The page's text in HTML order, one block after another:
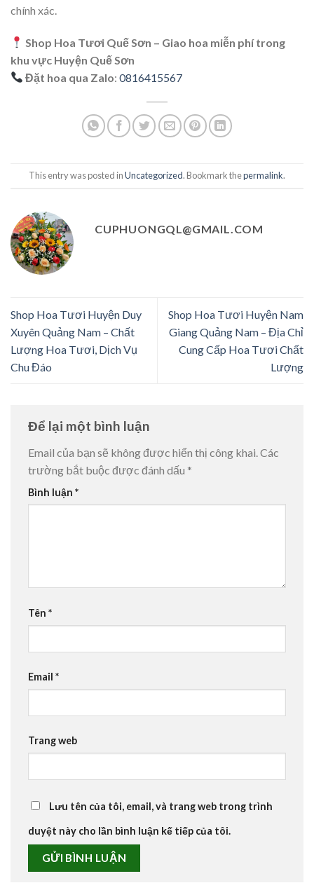
chính xác.
Shop Hoa Tươi Quế Sơn – Giao hoa miễn phí trong
khu vực Huyện Quế Sơn
Đặt hoa qua Zalo:0816415567
This entry was posted inUncategorized. Bookmark thepermalink.
CUPHUONGQL@GMAIL.COM
Shop Hoa Tươi Huyện Duy
Xuyên Quảng Nam – Chất
Lượng Hoa Tươi, Dịch Vụ
Chu Đáo
Shop Hoa Tươi Huyện Nam
Giang Quảng Nam – Địa Chỉ
Cung Cấp Hoa Tươi Chất
Lượng
Để lại một bình luận
Email của bạn sẽ không được hiển thị công khai. Các
trường bắt buộc được đánh dấu *
Bình luận *
Tên *
Email *
Trang web
Lưu tên của tôi, email, và trang web trong trình
duyệt này cho lần bình luận kế tiếp của tôi.